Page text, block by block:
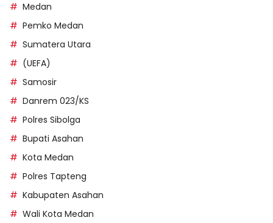
Medan
Pemko Medan
Sumatera Utara
(UEFA)
Samosir
Danrem 023/KS
Polres Sibolga
Bupati Asahan
Kota Medan
Polres Tapteng
Kabupaten Asahan
Wali Kota Medan